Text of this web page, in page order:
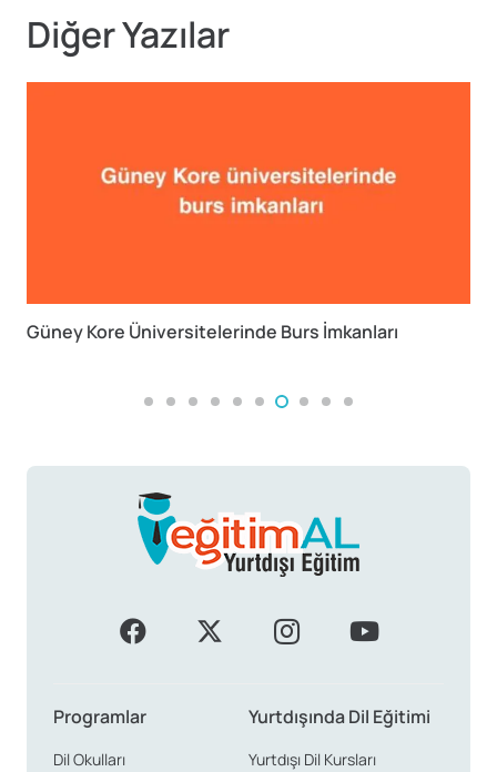
Diğer Yazılar
Güney Kore Üniversitelerinde Burs İmkanları
Programlar
Dil Okulları
Yurtdışında Dil Eğitimi
Yurtdışı Dil Kursları